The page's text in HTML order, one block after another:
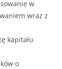
w
wraz z
kapitału
o